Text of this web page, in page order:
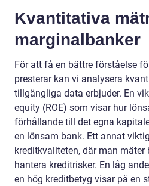
Kvantitativa
marginalbanker
För att få en bättre förståelse
presterar kan vi analysera
tillgängliga data erbjuder. En
equity (ROE) som visar hur
förhållande till det egna
en lönsam bank. Ett annat
kreditkvaliteten, där man
hantera kreditrisker. En låg
en hög kreditbetyg visar på en